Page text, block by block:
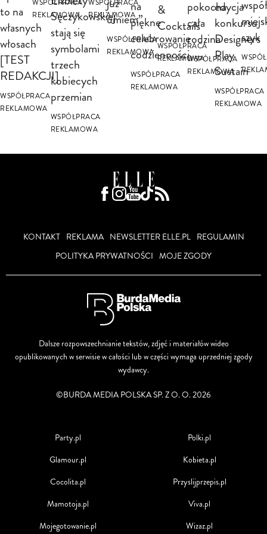
to na
własnych
włosach
[TEST
REDAKCJI]
WSPÓŁPRACA
REKLAMOWA
WSPÓŁPRACA
REKLAMOWA
Sęczykowskiej
stają się
symbolami
trzech
kobiecych
przemian
WSPÓŁPRACA
REKLAMOWA
WSPÓŁPRACA
REKLAMOWA
umiem”
WSPÓŁPRACA
REKLAMOWA
na
piękne
celebrowanie
codzienności
WSPÓŁPRACA
REKLAMOWA
&
Cocktails
WSPÓŁPRACA
REKLAMOWA
pokocha
cała
rodzina
WSPÓŁPRACA
REKLAMOWA
edycja
konkursu
Designers
Play
Sustain
WSPÓŁPRACA
REKLAMOWA
szyk
KONTAKT REKLAMA NEWSLETTER ELLE.PL
REGULAMIN
POLITYKA PRYWATNOŚCI MOJE ZGODY
Dalsze rozpowszechnianie tekstów, zdjęć i materiałów wideo
opublikowanych w serwisie w całości lub w części wymaga uprzedniej zgody
wydawcy.
©BURDA MEDIA POLSKA SP. Z O. O. 2026
Party.pl
Glamour.pl
Cocolita.pl
Mamotoja.pl
Mojegotowanie.pl
Polki.pl
Kobieta.pl
Przyslijprzepis.pl
Viva.pl
Wizaz.pl